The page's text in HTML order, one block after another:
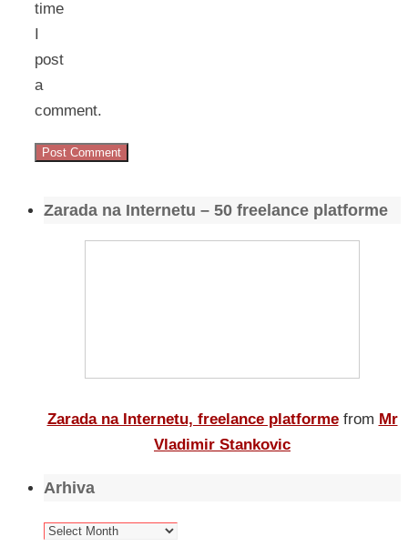
time
post
a
comment.
Zarada na Internetu – 50 freelance platforme
Zarada na Internetu, freelance platforme from Mr
Vladimir Stankovic
Arhiva
Arhiva